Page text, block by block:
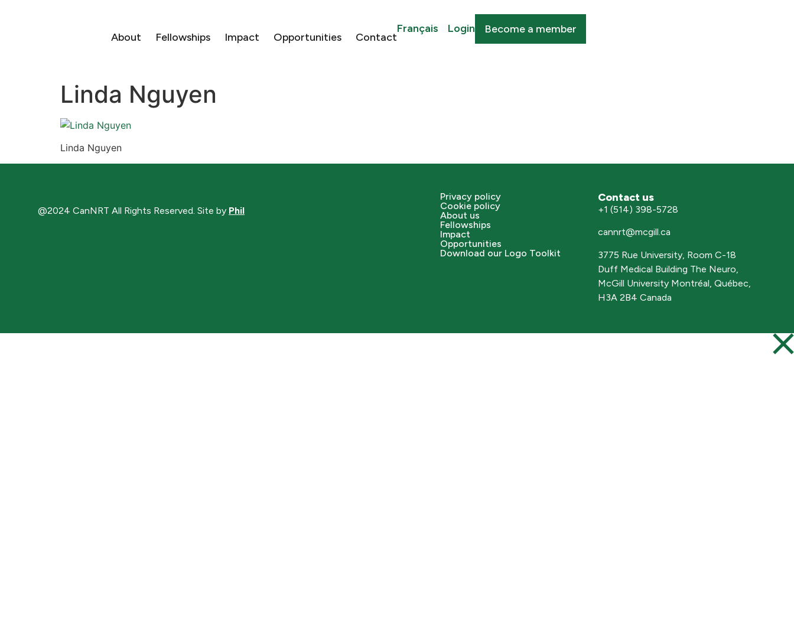
About Fellowships Impact Opportunities Contact
Français Login Become a member
Linda Nguyen
Linda Nguyen
@2024 CanNRT All Rights Reserved. Site by Phil
Privacy policy
Cookie policy
About us
Fellowships
Impact
Opportunities
Download our Logo Toolkit
Contact us
+1 (514) 398-5728
cannrt@mcgill.ca
3775 Rue University, Room C-18
Duff Medical Building The Neuro,
McGill University Montréal, Québec,
H3A 2B4 Canada